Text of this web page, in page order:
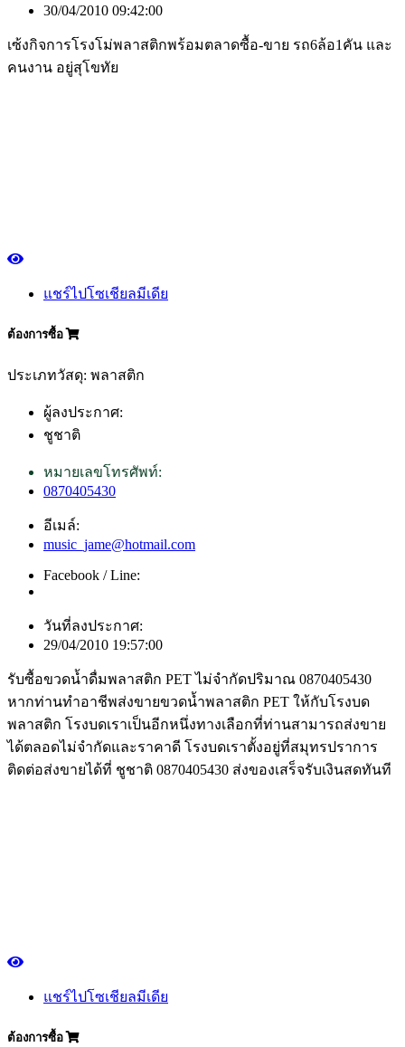
30/04/2010 09:42:00
เซ้งกิจการโรงโม่พลาสติกพร้อมตลาดซื้อ-ขาย รถ6ล้อ1คัน และ
คนงาน อยู่สุโขทัย
แชร์ไปโซเชียลมีเดีย
ต้องการซื้อ
ประเภทวัสดุ: พลาสติก
ผู้ลงประกาศ:
ชูชาติ
หมายเลขโทรศัพท์:
0870405430
อีเมล์:
music_jame@hotmail.com
Facebook / Line:
วันที่ลงประกาศ:
29/04/2010 19:57:00
รับซื้อขวดน้ำดื่มพลาสติก PET ไม่จำกัดปริมาณ 0870405430
หากท่านทำอาชีพส่งขายขวดน้ำพลาสติก PET ให้กับโรงบด
พลาสติก โรงบดเราเป็นอีกหนึ่งทางเลือกที่ท่านสามารถส่งขาย
ได้ตลอดไม่จำกัดและราคาดี โรงบดเราตั้งอยู่ที่สมุทรปราการ
ติดต่อส่งขายได้ที่ ชูชาติ 0870405430 ส่งของเสร็จรับเงินสดทันที
แชร์ไปโซเชียลมีเดีย
ต้องการซื้อ